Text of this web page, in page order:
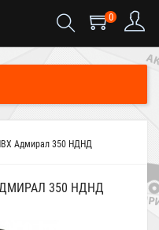
0
Адмирал 350 НДНД
350 НДНД